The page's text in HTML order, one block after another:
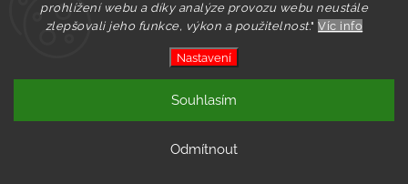
prohlížení webu a díky analýze provozu webu neustále
zlepšovali jeho funkce, výkon a použitelnost."Víc info
Nastavení
Odmítnout
Souhlasím